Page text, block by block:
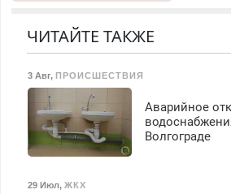
гарантией. Все р-ны.
Срочно. Без выходных.
Пенсионерам – скидки до
40%. Мастер со стажем.
ЧИТАЙТЕ ТАКЖЕ
3 Авг, ПРОИСШЕСТВИЯ
Аварийное
Волгограде
29 Июл, ЖКХ